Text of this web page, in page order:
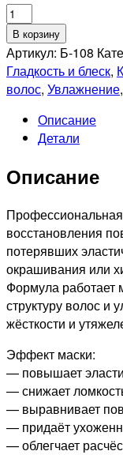
Количество
товара
MOCHEQI
PROFESSIONNEL
Кератиновая
для
волос
аминокислотами
экстрактом
Камелии
Golden
Series,
480г
В корзину
Артикул: Б-108
Гладкость и блеск,
волос, Увлажнение,
Описание
Детали
Описание
восстановления
потерявших
окрашивания или
Формула работает
структуру волос и
жёсткости и
Эффект маски:
— повышает
— снижает
— выравнивает
— придаёт
— облегчает